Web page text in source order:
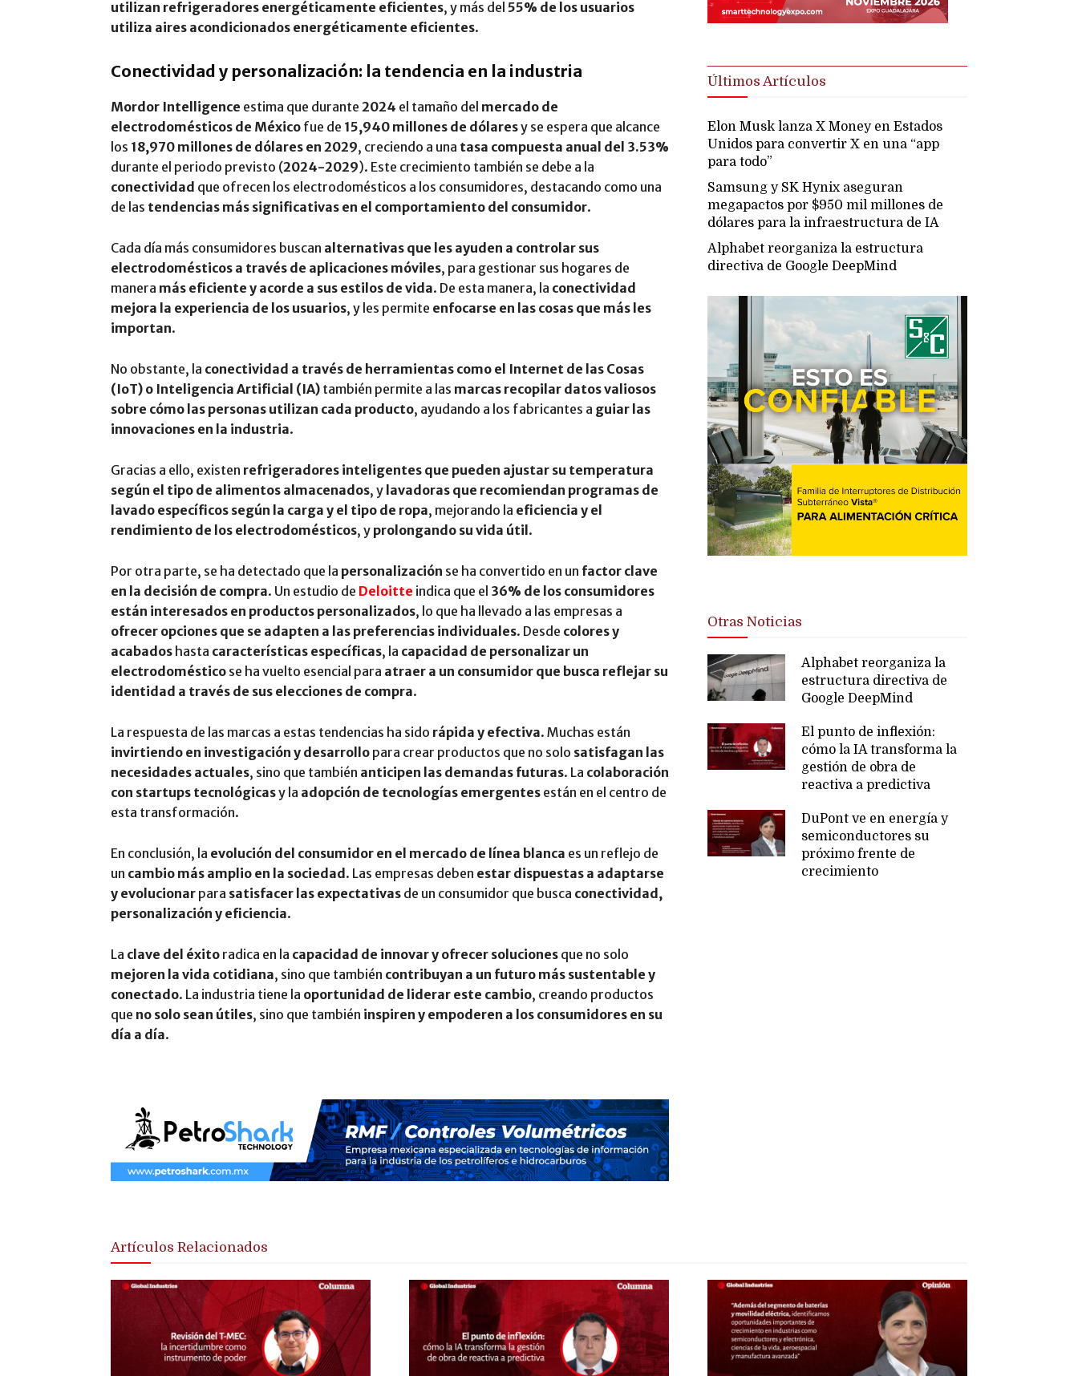
utilizan refrigeradores energéticamente eficientes, y más del 55% de los usuarios
utiliza aires acondicionados energéticamente eficientes.
Conectividad y personalización: la tendencia en la industria
Mordor Intelligence estima que durante 2024 el tamaño del mercado de
electrodomésticos de México fue de 15,940 millones de dólaresy se espera que alcance
los 18,970 millones de dólares en 2029, creciendo a una tasa compuesta anual del 3.53%
durante el periodo previsto (2024-2029). Este crecimiento también se debe a la
conectividad que ofrecen los electrodomésticos a los consumidores, destacando como una
de las tendencias más significativas en el comportamiento del consumidor.
Cada día más consumidores buscan alternativas que les ayuden a controlar sus
electrodomésticos a través de aplicaciones móviles, para gestionar sus hogares de
manera más eficiente y acorde a sus estilos de vida. De esta manera, la conectividad
mejora la experiencia de los usuarios, y les permite enfocarse en las cosas que más les
importan.
No obstante, la conectividad a través de herramientas como el Internet de las Cosas
(IoT) o Inteligencia Artificial (IA) también permite a las marcas recopilar datos valiosos
sobre cómo las personas utilizan cada producto, ayudando a los fabricantes a guiar las
innovaciones en la industria.
Gracias a ello, existen refrigeradores inteligentes que pueden ajustar su temperatura
según el tipo de alimentos almacenados, y lavadoras que recomiendan programas de
lavado específicos según la carga y el tipo de ropa, mejorando la eficiencia y el
rendimiento de los electrodomésticos, y prolongando su vida útil.
Por otra parte, se ha detectado que la personalización se ha convertido en un factor clave
en la decisión de compra. Un estudio de Deloitte indica que el 36% de los consumidores
están interesados en productos personalizados, lo que ha llevado a las empresas a
ofrecer opciones que se adapten a las preferencias individuales. Desde colores y
acabados hasta características específicas, la capacidad de personalizar un
electrodoméstico se ha vuelto esencial para atraer a un consumidor que busca reflejar su
identidad a través de sus elecciones de compra.
La respuesta de las marcas a estas tendencias ha sido rápida y efectiva. Muchas están
invirtiendo en investigación y desarrollo para crear productos que no solo satisfagan las
necesidades actuales, sino que también anticipen las demandas futuras. La colaboración
con startups tecnológicasy la adopción de tecnologías emergentes están en el centro de
esta transformación.
En conclusión, la evolución del consumidor en el mercado de línea blanca es un reflejo de
un cambio más amplio en la sociedad. Las empresas deben estar dispuestas a adaptarse
y evolucionar para satisfacer las expectativas de un consumidor que busca conectividad,
personalización y eficiencia.
La clave del éxito radica en la capacidad de innovar y ofrecer soluciones que no solo
mejoren la vida cotidiana, sino que también contribuyan a un futuro más sustentable y
conectado. La industria tiene la oportunidad de liderar este cambio, creando productos
que no solo sean útiles, sino que también inspiren y empoderen a los consumidores en su
día a día.
Últimos Artículos
Elon Musk lanza X Money en Estados
Unidos para convertir X en una “app
para todo”
Samsung y SK Hynix aseguran
megapactos por $950 mil millones de
dólares para la infraestructura de IA
Alphabet reorganiza la estructura
directiva de Google DeepMind
Otras Noticias
Alphabet reorganiza la
estructura directiva de
Google DeepMind
El punto de inflexión:
cómo la IA transforma la
gestión de obra de
reactiva a predictiva
DuPont ve en energía y
semiconductores su
próximo frente de
crecimiento
Artículos Relacionados